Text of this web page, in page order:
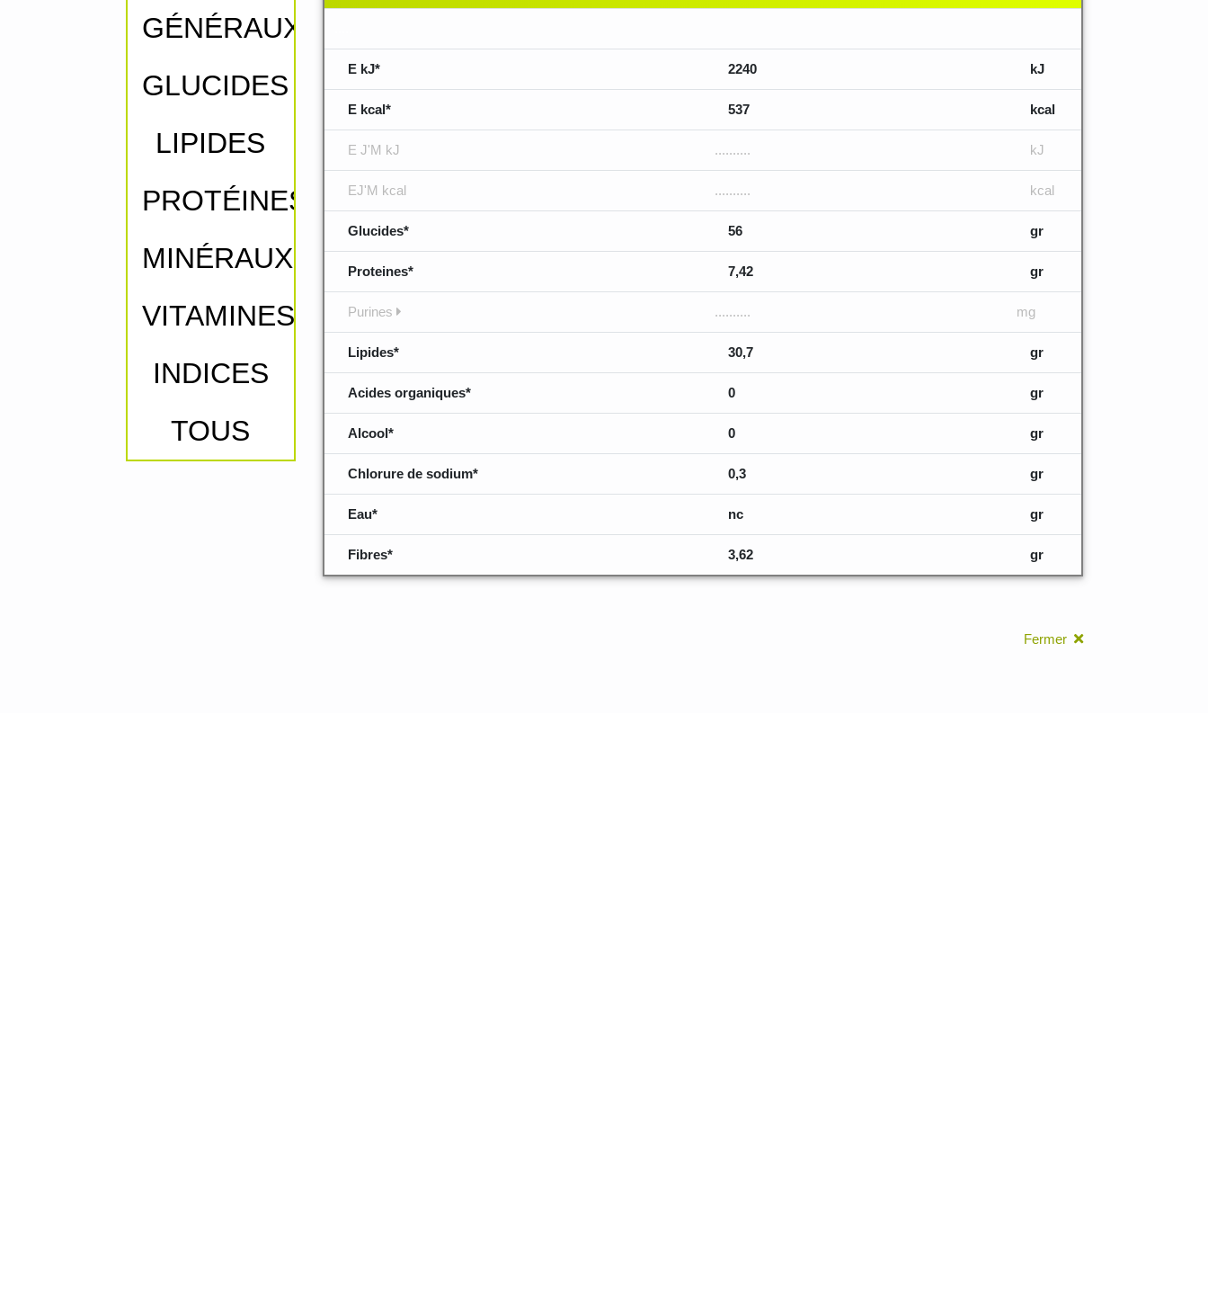
GÉNÉRAUX
GLUCIDES
LIPIDES
PROTÉINES
MINÉRAUX
VITAMINES
INDICES
TOUS
E kJ* 2240 kJ
E kcal* 537 kcal
E J'M kJ .......... kJ
EJ'M kcal .......... kcal
Glucides* 56 gr
Proteines* 7,42 gr
Purines .......... mg
Lipides* 30,7 gr
Acides organiques* 0 gr
Alcool* 0 gr
Chlorure de sodium* 0,3 gr
Eau* nc gr
Fibres* 3,62 gr
Fermer